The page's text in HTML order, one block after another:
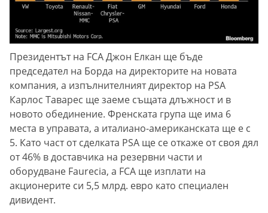
Президентът на FCA Джон Елкан ще бъде
председател на Борда на директорите на новата
компания, а изпълнителният директор на PSA
Карлос Таварес ще заеме същата длъжност и в
новото обединение. Френската група ще има 6
места в управата, а италиано-американската ще е с
5. Като част от сделката PSA ще се откаже от своя дял
от 46% в доставчика на резервни части и
оборудване Faurecia, а FCA ще изплати на
акционерите си 5,5 млрд. евро като специален
дивидент.